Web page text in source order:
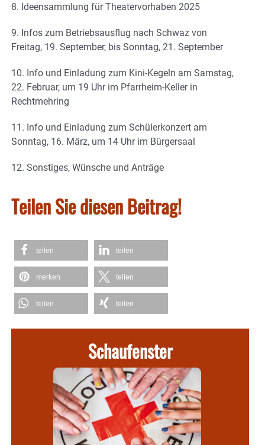
8. Ideensammlung für Theatervorhaben 2025
9. Infos zum Betriebsausflug nach Schwaz von
Freitag, 19. September, bis Sonntag, 21. September
10. Info und Einladung zum Kini-Kegeln am Samstag,
22. Februar, um 19 Uhr im Pfarrheim-Keller in
Rechtmehring
11. Info und Einladung zum Schülerkonzert am
Sonntag, 16. März, um 14 Uhr im Bürgersaal
12. Sonstiges, Wünsche und Anträge
Teilen Sie diesen Beitrag!
teilen teilen
merken teilen
teilen teilen
Schaufenster